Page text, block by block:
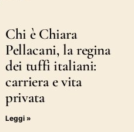
Chi è Chiara
Pellacani, la regina
dei tuffi italiani:
carriera e vita
privata
Leggi »